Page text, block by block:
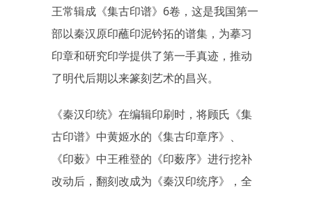
王常辑成《集古印谱》6卷，这是我国第一
部以秦汉原印蘸印泥钤拓的谱集，为摹习
印章和研究印学提供了第一手真迹，推动
了明代后期以来篆刻艺术的昌兴。
《秦汉印统》在编辑印刷时，将顾氏《集
古印谱》中黄姬水的《集古印章序》、
《印薮》中王稚登的《印薮序》进行挖补
改动后，翻刻改成为《秦汉印统序》，全